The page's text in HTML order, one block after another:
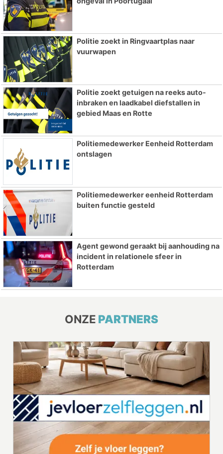
Politie zoekt in Ringvaartplas naar
vuurwapen
Politie zoekt getuigen na reeks auto-
inbraken en laadkabel diefstallen in
gebied Maas en Rotte
Politiemedewerker Eenheid Rotterdam
ontslagen
Politiemedewerker eenheid Rotterdam
buiten functie gesteld
Agent gewond geraakt bij aanhouding na
incident in relationele sfeer in
Rotterdam
ONZE PARTNERS